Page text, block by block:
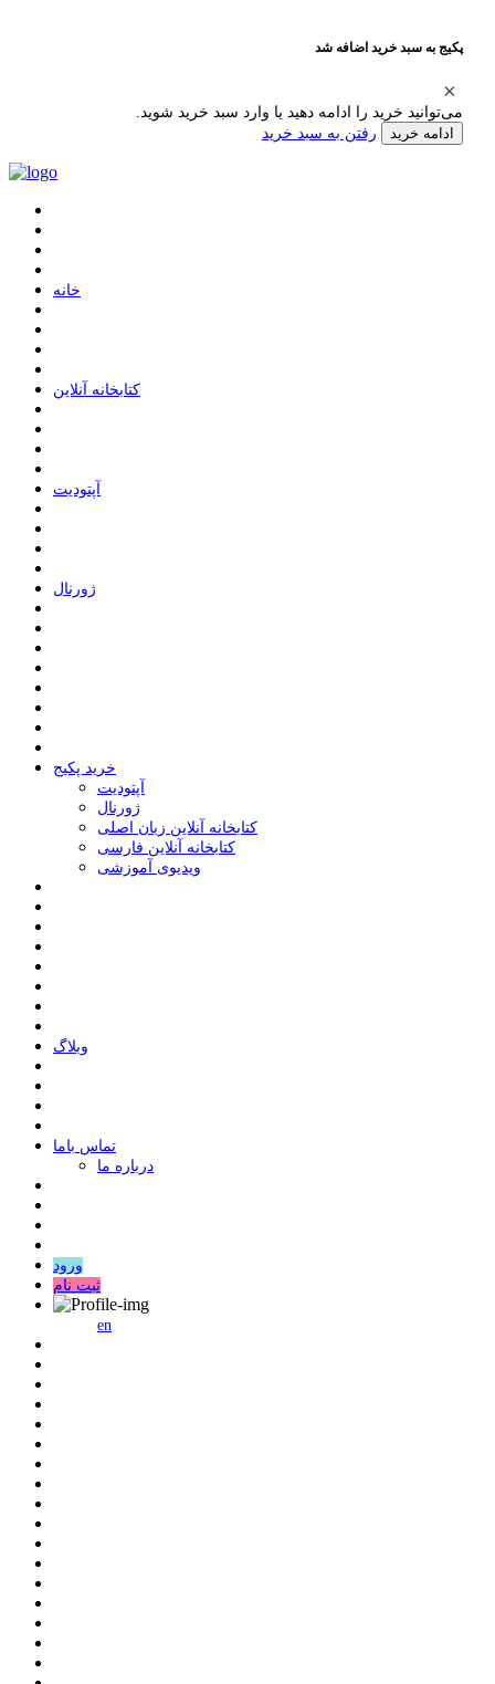
پکیج به سبد خرید اضافه شد
می‌توانید خرید را ادامه دهید یا وارد سبد خرید شوید.
ادامه خرید رفتن به سبد خرید
ﺧﺎﻧﻪ
ﮐﺘﺎﺑﺨﺎﻧﻪ ﺁﻧﻼﯾﻦ
ﺁﭘﺘﻮﺩﯾﺖ
ﮊﻭﺭﻧﺎﻝ
خرید پکیج
ﺁﭘﺘﻮﺩﯾﺖ
ﮊﻭﺭﻧﺎﻝ
کتابخانه آنلاین زبان اصلی
کتابخانه آنلاین فارسی
ویدیوی آموزشی
وبلاگ
ﺗﻤﺎﺱ ﺑﺎﻣﺎ
درباره ما
ورود
ثبت نام
en